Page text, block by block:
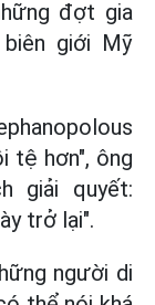
đợt gia
giới Mỹ
tệ hơn", ông
giải quyết:
trở lại".
người di